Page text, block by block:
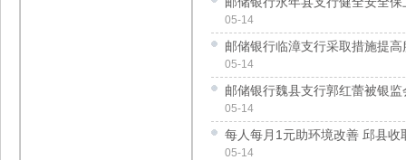
05-14
邮储银行临漳支行采取措施提高
05-14
邮储银行魏县支行郭红蕾被银监
05-14
每人每月1元助环境改善 邱县收
05-14